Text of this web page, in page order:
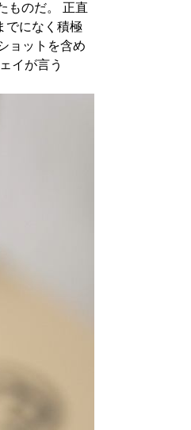
ものだ。 正直
でになく積極
ョットを含め
イが言う